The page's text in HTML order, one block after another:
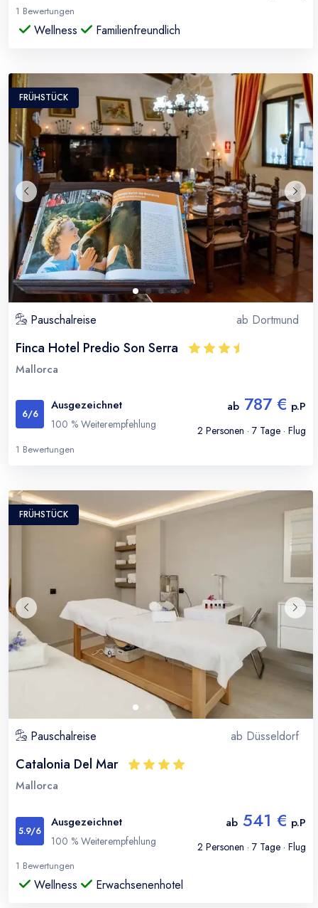
1 Bewertungen
Wellness Familienfreundlich
Pauschalreise ab Dortmund
FRÜHSTÜCK
Finca Hotel Predio Son Serra
Mallorca
6/6
Ausgezeichnet
100 % Weiterempfehlung
ab 787 € p.P
2 Personen · 7 Tage · Flug
1 Bewertungen
Pauschalreise ab Düsseldorf
FRÜHSTÜCK
Catalonia Del Mar
Mallorca
5.9/6
Ausgezeichnet
100 % Weiterempfehlung
ab 541 € p.P
2 Personen · 7 Tage · Flug
1 Bewertungen
Wellness Erwachsenenhotel